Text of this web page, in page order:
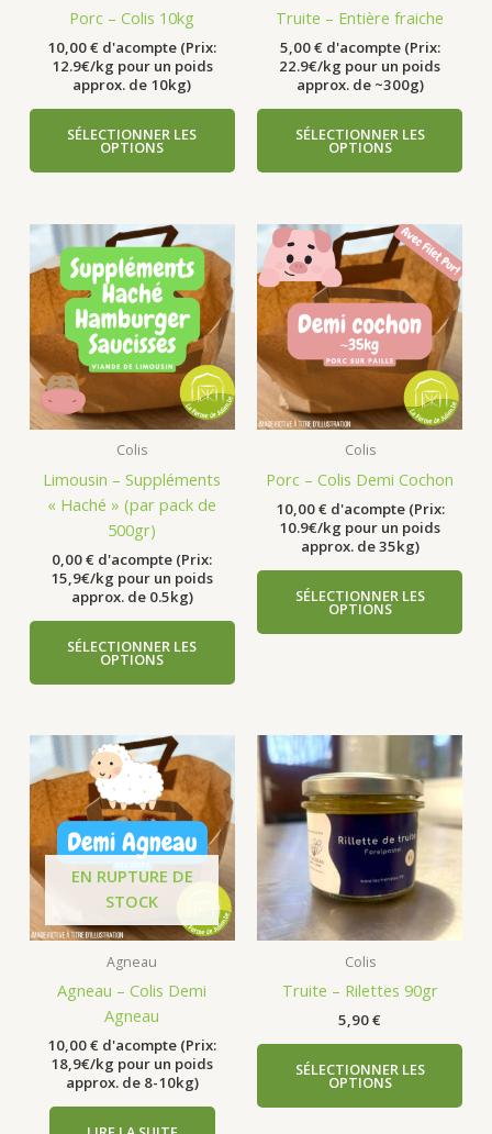
Porc – Colis 10kg
10,00€ d'acompte (Prix:
12.9€/kg pour un poids
approx. de 10kg)
SÉLECTIONNER LES
OPTIONS
Truite – Entière fraiche
5,00€ d'acompte (Prix:
22.9€/kg pour un poids
approx. de ~300g)
SÉLECTIONNER LES
OPTIONS
Colis
Limousin – Suppléments
« Haché » (par pack de
500gr)
0,00€ d'acompte (Prix:
15,9€/kg pour un poids
approx. de 0.5kg)
SÉLECTIONNER LES
OPTIONS
Colis
Porc – Colis Demi Cochon
10,00€ d'acompte (Prix:
10.9€/kg pour un poids
approx. de 35kg)
SÉLECTIONNER LES
OPTIONS
EN RUPTURE DE
STOCK
Agneau
Agneau – Colis Demi
Agneau
10,00€ d'acompte (Prix:
18,9€/kg pour un poids
approx. de 8-10kg)
Colis
Truite – Rilettes 90gr
5,90€
SÉLECTIONNER LES
OPTIONS